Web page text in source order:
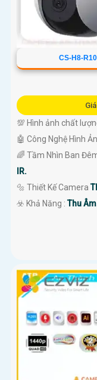
CS-H8-
💯 Hình ảnh chất
🤖️ Công Nghệ Hình
🌈 Tầm Nhìn Ban
IR.
🔩 Thiết Kế Camera
️☣️ Khả Năng :Thu